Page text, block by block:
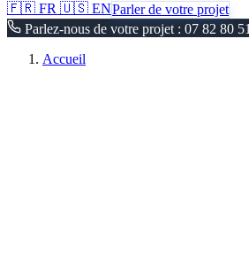
🇫🇷 FR 🇺🇸 ENParler de votre projet
Parlez-nous de votre projet : 07 82 80
Accueil